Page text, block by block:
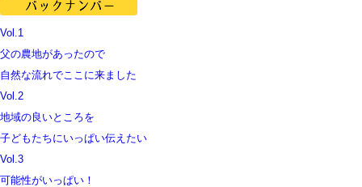
Vol.1
父の農地があったので
自然な流れでここに来ました
Vol.2
地域の良いところを
子どもたちにいっぱい伝えたい
Vol.3
可能性がいっぱい！